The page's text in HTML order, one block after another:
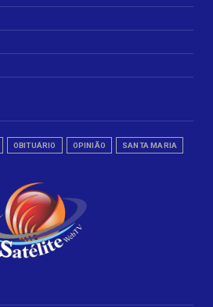
OBITUÁRIO OPINIÃO SANTA MARIA